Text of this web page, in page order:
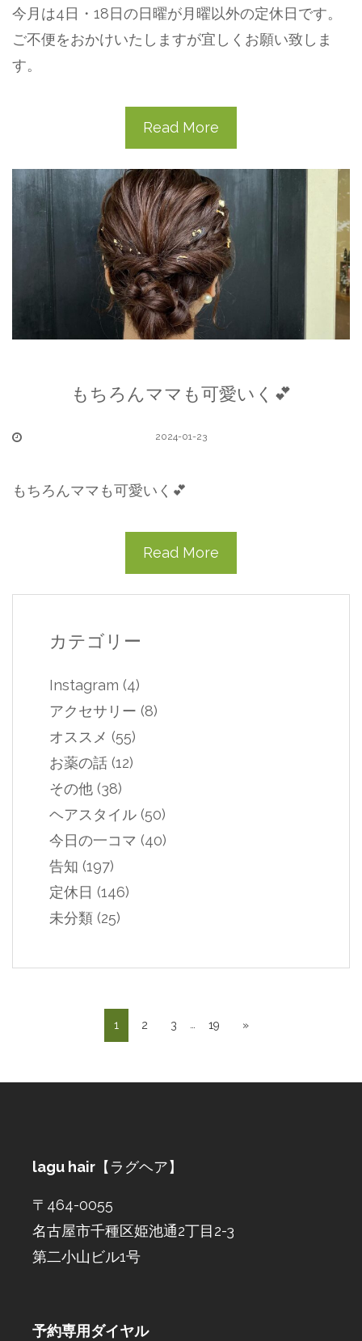
今月は4日・18日の日曜が月曜以外の定休日です。
ご不便をおかけいたしますが宜しくお願い致しま
す。
Read More
もちろんママも可愛いく💕
2024-01-23
もちろんママも可愛いく💕
Read More
カテゴリー
Instagram (4)
アクセサリー (8)
オススメ (55)
お薬の話 (12)
その他 (38)
ヘアスタイル (50)
今日の一コマ (40)
告知 (197)
定休日 (146)
未分類 (25)
1 2 3 19 »
lagu hair 【ラグヘア】
〒464-0055
名古屋市千種区姫池通2丁目2-3
第二小山ビル1号
予約専用ダイヤル